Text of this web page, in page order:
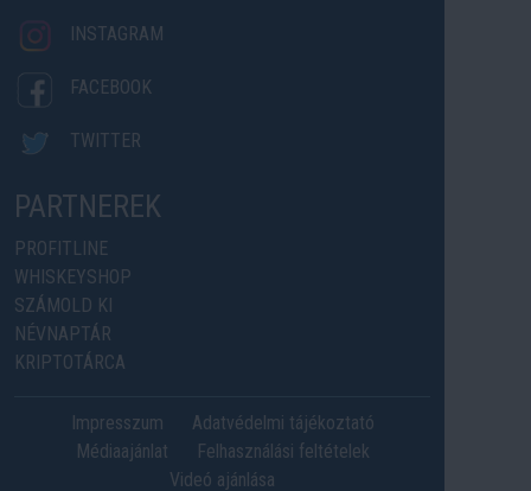
INSTAGRAM
FACEBOOK
TWITTER
PARTNEREK
PROFITLINE
WHISKEYSHOP
SZÁMOLD KI
NÉVNAPTÁR
KRIPTOTÁRCA
Impresszum
Adatvédelmi tájékoztató
Médiaajánlat
Felhasználási feltételek
Videó ajánlása